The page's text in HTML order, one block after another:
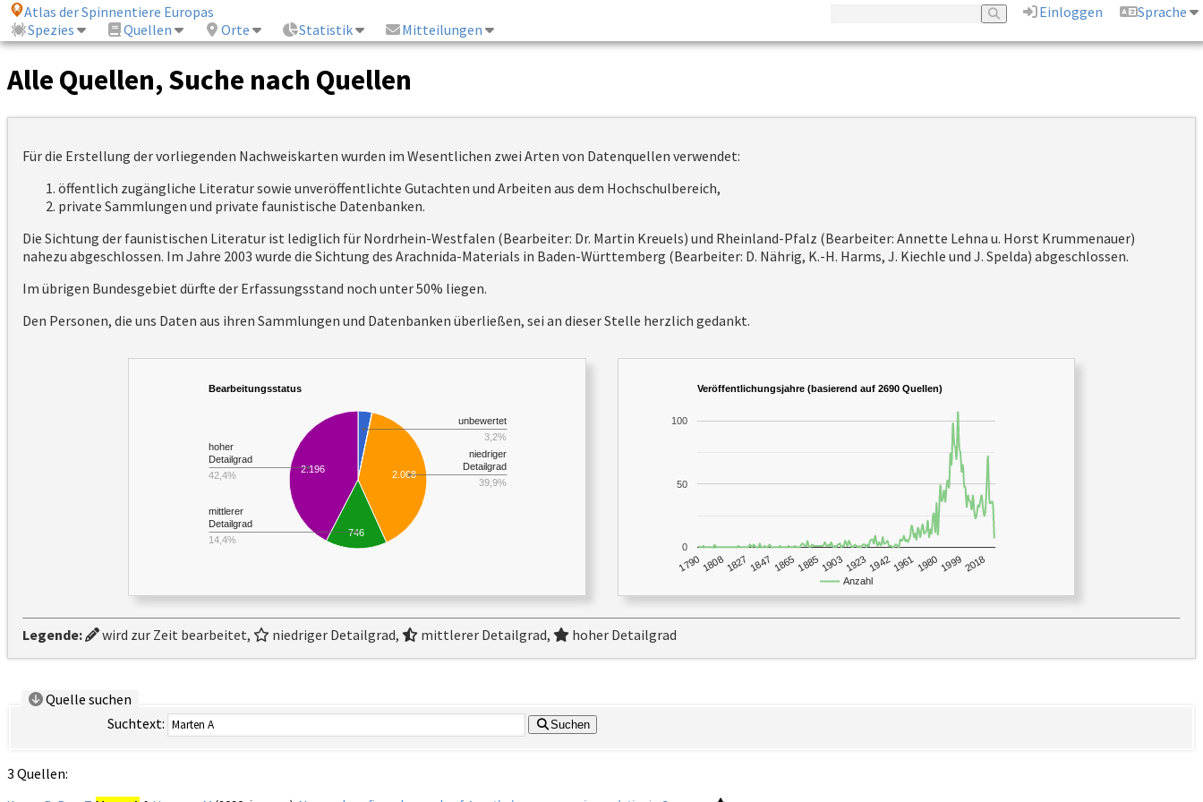
Atlas der Spinnentiere Europas Einloggen
Sprache
Spezies
Quellen Orte Statistik Mitteilungen
Alle Quellen, Suche nach Quellen
Für die Erstellung der vorliegenden Nachweiskarten wurden im Wesentlichen zwei Arten von Datenquellen verwendet:
öffentlich zugängliche Literatur sowie unveröffentlichte Gutachten und Arbeiten aus dem Hochschulbereich,
private Sammlungen und private faunistische Datenbanken.
Die Sichtung der faunistischen Literatur ist lediglich für Nordrhein-Westfalen (Bearbeiter: Dr. Martin Kreuels) und Rheinland-Pfalz (Bearbeiter: Annette Lehna u. Horst Krummenauer)
nahezu abgeschlossen. Im Jahre 2003 wurde die Sichtung des Arachnida-Materials in Baden-Württemberg (Bearbeiter: D. Nährig, K.-H. Harms, J. Kiechle und J. Spelda) abgeschlossen.
Im übrigen Bundesgebiet dürfte der Erfassungsstand noch unter 50% liegen.
Den Personen, die uns Daten aus ihren Sammlungen und Datenbanken überließen, sei an dieser Stelle herzlich gedankt.
Bearbeitungsstatus
2.068
2.196
746
unbewertet
3,2%
niedriger
Detailgrad
39,9%
mittlerer
Detailgrad
14,4%
hoher
Detailgrad
42,4%
Veröffentlichungsjahre (basierend auf 2690 Quellen)
Anzahl
1790 18081827 1847 1865 1885 1903192319421961 1980 19992018
0
50
100
Legende: wird zur Zeit bearbeitet, niedriger Detailgrad, mittlerer Detailgrad, hoher Detailgrad
Quelle suchen
Suchtext:
Suchen
3 Quellen: